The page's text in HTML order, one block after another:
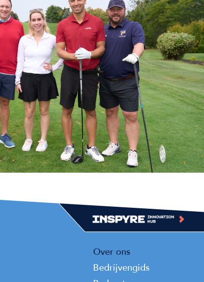
Top
Top
Over ons
Bedrijvengids